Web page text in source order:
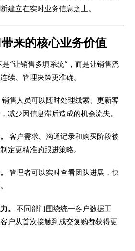
建立在实时业务信息之上。
来的核心业务价值
“让销售多填系统”，而是让销售流
续、管理决策更准确。
销售人员可以随时处理线索、更新客
减少因信息滞后造成的机会流失。
客户需求、沟通记录和购买阶段被
定更精准的跟进策略。
管理者可以实时查看团队进展，快
。
不同部门围绕统一客户数据工
户从首次接触到成交复购都获得更